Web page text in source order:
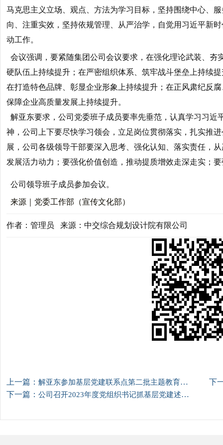
马克思主义立场、观点、方法为学习目标，坚持围绕中心、
向、注重实效，坚持依规管理、从严治学，自觉用习近平新
动工作。
会议强调，要紧随集团公司会议要求，在强化理论武装、
硬队伍上持续提升；在严密组织体系、筑牢战斗堡垒上持续
在打造特色品牌、彰显企业形象上持续提升；在正风肃纪反
保障企业高质量发展上持续提升。
解亚东要求，公司党委班子成员要率先垂范，认真学习习
神，公司上下要尽快学习领会，立足岗位贯彻落实，扎实推
展，公司各级领导干部要深入思考、强化认知、落实责任，
发展活力动力；要强化价值创造，推动提质增效走深走实；
公司领导班子成员参加会议。
来源｜党委工作部（宣传文化部）
作者：管理员 来源：中交综合规划设计院有限公司
上一篇： 解亚东参加基层党建联系点第二批主题教育专题组织生活会
下
下一篇： 公司召开2023年度党组织书记抓基层党建述职评议会